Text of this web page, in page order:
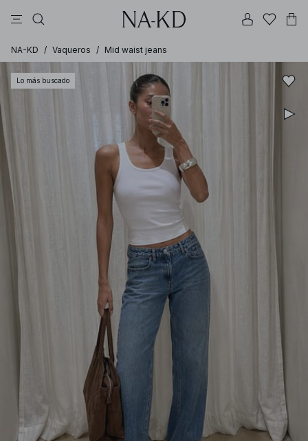
NA-KD / Vaqueros / Mid waist jeans
Lo más buscado